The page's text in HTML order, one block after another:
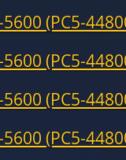
(PC5-
(PC5-
(PC5-
(PC5-